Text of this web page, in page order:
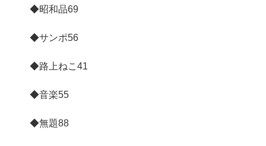
◆昭和品69
◆サンポ56
◆路上ねこ 41
◆音楽55
◆無題88